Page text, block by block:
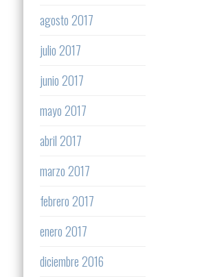
agosto 2017
julio 2017
junio 2017
mayo 2017
abril 2017
marzo 2017
febrero 2017
enero 2017
diciembre 2016